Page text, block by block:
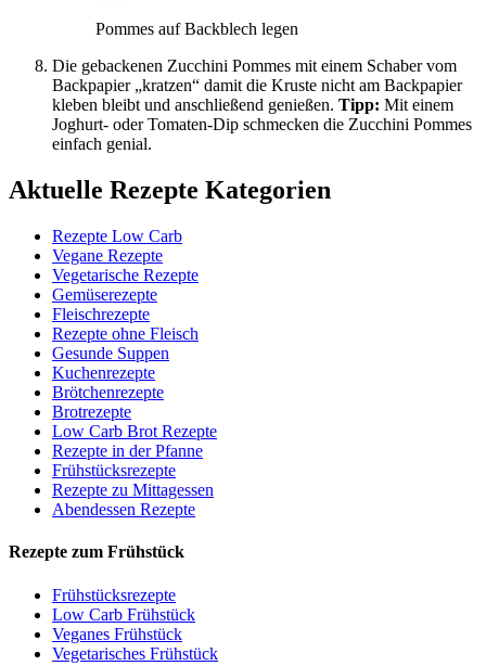
Pommes auf Backblech legen
Die gebackenen Zucchini Pommes mit einem Schaber vom
Backpapier „kratzen“ damit die Kruste nicht am Backpapier
kleben bleibt und anschließend genießen. Tipp: Mit einem
Joghurt- oder Tomaten-Dip schmecken die Zucchini Pommes
einfach genial.
Aktuelle Rezepte Kategorien
Rezepte Low Carb
Vegane Rezepte
Vegetarische Rezepte
Gemüserezepte
Fleischrezepte
Rezepte ohne Fleisch
Gesunde Suppen
Kuchenrezepte
Brötchenrezepte
Brotrezepte
Low Carb Brot Rezepte
Rezepte in der Pfanne
Frühstücksrezepte
Rezepte zu Mittagessen
Abendessen Rezepte
Rezepte zum Frühstück
Frühstücksrezepte
Low Carb Frühstück
Veganes Frühstück
Vegetarisches Frühstück